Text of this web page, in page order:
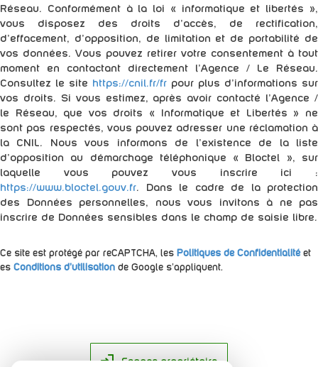
Réseau. Conformément à la loi « informatique et libertés »,
vous disposez des droits d’accès, de rectification,
d’effacement, d’opposition, de limitation et de portabilité de
vos données. Vous pouvez retirer votre consentement à tout
moment en contactant directement l’Agence / Le Réseau.
Consultez le site https://cnil.fr/fr pour plus d’informations sur
vos droits. Si vous estimez, après avoir contacté l'Agence /
le Réseau, que vos droits « Informatique et Libertés » ne
sont pas respectés, vous pouvez adresser une réclamation à
la CNIL. Nous vous informons de l’existence de la liste
d'opposition au démarchage téléphonique « Bloctel », sur
laquelle vous pouvez vous inscrire ici :
https://www.bloctel.gouv.fr. Dans le cadre de la protection
des Données personnelles, nous vous invitons à ne pas
inscrire de Données sensibles dans le champ de saisie libre.
Ce site est protégé par reCAPTCHA, les Politiques de Confidentialitéet
es Conditions d'utilisation de Google s'appliquent.
Espace propriétaire